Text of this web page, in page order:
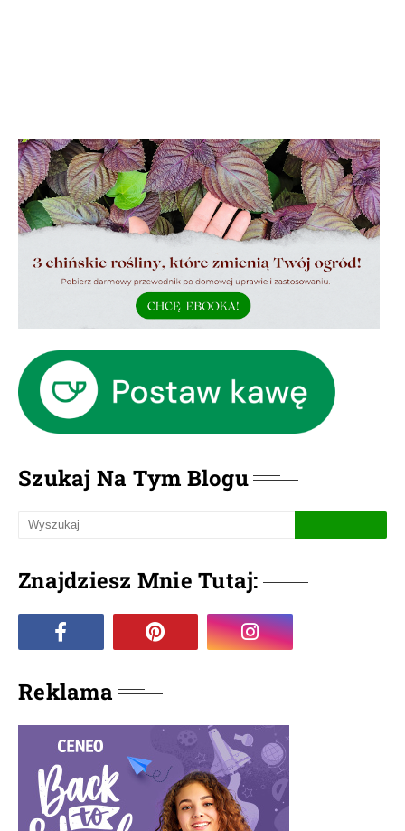
Szukaj Na Tym Blogu
Znajdziesz Mnie Tutaj:
Reklama